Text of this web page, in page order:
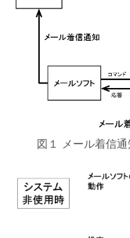
図１ メール着信